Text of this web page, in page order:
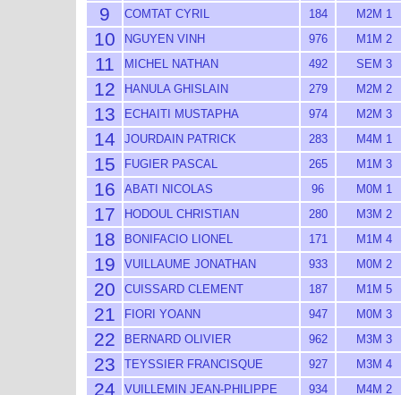
9 COMTAT CYRIL 184 M2M 1
10 NGUYEN VINH 976 M1M 2
11 MICHEL NATHAN 492 SEM 3
12 HANULA GHISLAIN 279 M2M 2
13 ECHAITI MUSTAPHA 974 M2M 3
14 JOURDAIN PATRICK 283 M4M 1
15 FUGIER PASCAL 265 M1M 3
16 ABATI NICOLAS 96 M0M 1
17 HODOUL CHRISTIAN 280 M3M 2
18 BONIFACIO LIONEL 171 M1M 4
19 VUILLAUME JONATHAN 933 M0M 2
20 CUISSARD CLEMENT 187 M1M 5
21 FIORI YOANN 947 M0M 3
22 BERNARD OLIVIER 962 M3M 3
23 TEYSSIER FRANCISQUE 927 M3M 4
24 VUILLEMIN JEAN-PHILIPPE 934 M4M 2